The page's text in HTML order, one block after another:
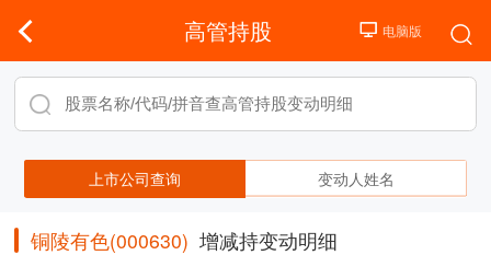
高管持股
上市公司查询 变动人姓名
铜陵有色(000630) 增减持变动明细